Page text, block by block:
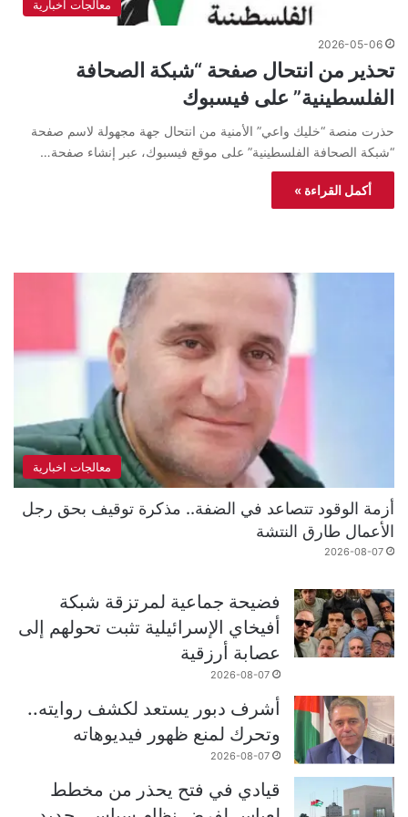
معالجات اخبارية
2026-05-06
تحذير من انتحال صفحة “شبكة الصحافة
الفلسطينية” على فيسبوك
حذرت منصة “خليك واعي” الأمنية من انتحال جهة مجهولة لاسم صفحة
“شبكة الصحافة الفلسطينية” على موقع فيسبوك، عبر إنشاء صفحة…
أكمل القراءة »
معالجات اخبارية
أزمة الوقود تتصاعد في الضفة.. مذكرة توقيف بحق رجل
الأعمال طارق النتشة
2026-08-07
فضيحة جماعية لمرتزقة شبكة
أفيخاي الإسرائيلية تثبت تحولهم إلى
عصابة أرزقية
2026-08-07
أشرف دبور يستعد لكشف روايته..
وتحرك لمنع ظهور فيديوهاته
2026-08-07
قيادي في فتح يحذر من مخطط